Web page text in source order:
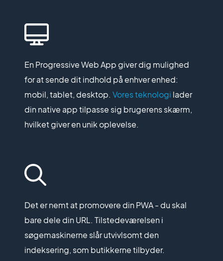
En Progressive Web App giver dig mulighed
for at sende dit indhold på enhver enhed:
mobil, tablet, desktop. Vores teknologi lader
din native app tilpasse sig brugerens skærm,
hvilket giver en unik oplevelse.
Det er nemt at promovere din PWA - du skal
bare dele din URL. Tilstedeværelsen i
søgemaskinerne slår utvivlsomt den
indeksering, som butikkerne tilbyder.